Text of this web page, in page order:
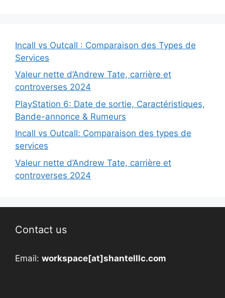
Incall vs Outcall : Comparaison des Types de
Services
Valeur nette d’Andrew Tate, carrière et
controverses 2024
PlayStation 6: Date de sortie, Caractéristiques,
Bande-annonce & Rumeurs
Incall vs Outcall: Comparaison des types de
services
Valeur nette d’Andrew Tate, carrière et
controverses 2024
Contact us
Email: workspace[at]shantelllc.com